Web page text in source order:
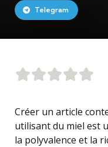
Telegram
Créer un article
utilisant du miel est
la polyvalence et la